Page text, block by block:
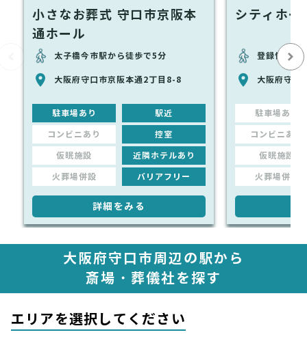
小さなお葬式 守口市京阪本
通ホール
太子橋今市駅から徒歩で5分
大阪府守口市京阪本通2丁目8-8
駐車場あり 駅近
コンビニあり 控室
仮眠施設 近隣ホテルあり
火葬場併設 バリアフリー
詳細をみる
シティホー
登録情報な
大阪府守口
駐車場あり
コンビニあり
仮眠施設
火葬場併設
大阪府守口市周辺の駅から
斎場・葬儀社を探す
エリアを選択してください